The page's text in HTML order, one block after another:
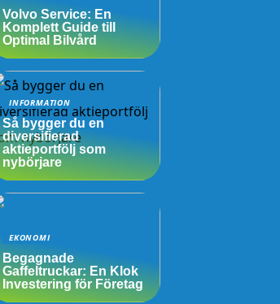
Volvo Service: En
Komplett Guide till
Optimal Bilvård
INFORMATION
Så bygger du en
diversifierad
aktieportfölj som
nybörjare
EKONOMI
Begagnade
Gaffeltruckar: En Klok
Investering för Företag